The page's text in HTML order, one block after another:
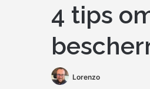
4 tips
Lorenzo